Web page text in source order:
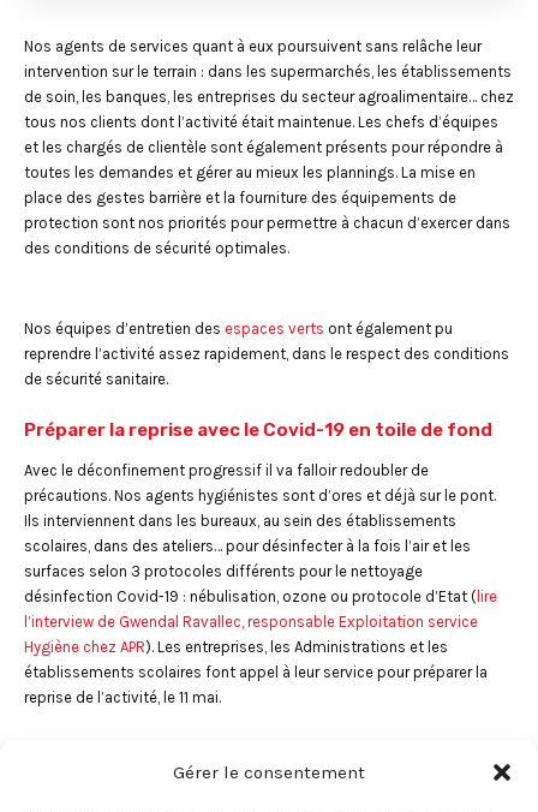
Gérer le consentement
Nos agents de services quant à eux poursuivent sans relâche leur
intervention sur le terrain : dans les supermarchés, les établissements
de soin, les banques, les entreprises du secteur agroalimentaire… chez
tous nos clients dont l’activité était maintenue. Les chefs d’équipes
et les chargés de clientèle sont également présents pour répondre à
toutes les demandes et gérer au mieux les plannings. La mise en
place des gestes barrière et la fourniture des équipements de
protection sont nos priorités pour permettre à chacun d’exercer dans
des conditions de sécurité optimales.
Nos équipes d’entretien des espaces verts ont également pu
reprendre l’activité assez rapidement, dans le respect des conditions
de sécurité sanitaire.
Préparer la reprise avec le Covid-19 en toile de fond
Avec le déconfinement progressif il va falloir redoubler de
précautions. Nos agents hygiénistes sont d’ores et déjà sur le pont.
Ils interviennent dans les bureaux, au sein des établissements
scolaires, dans des ateliers… pour désinfecter à la fois l’air et les
surfaces selon 3 protocoles différents pour le nettoyage
désinfection Covid-19 : nébulisation, ozone ou protocole d’Etat ( lire
l’interview de Gwendal Ravallec, responsable Exploitation service
Hygiène chez APR). Les entreprises, les Administrations et les
établissements scolaires font appel à leur service pour préparer la
reprise de l’activité, le 11 mai.
clients. Face à cette crise et aux nombreux points d’interrogation